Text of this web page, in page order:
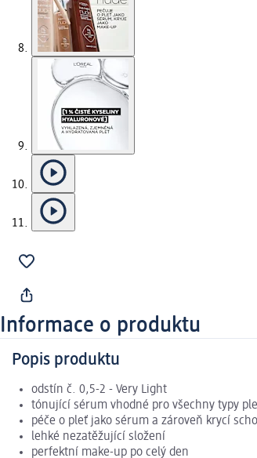
Informace o produktu
Popis produktu
odstín č. 0,5-2 - Very Light
tónující sérum vhodné pro všechny typy
péče o pleť jako sérum a zároveň krycí
lehké nezatěžující složení
perfektní make-up po celý den